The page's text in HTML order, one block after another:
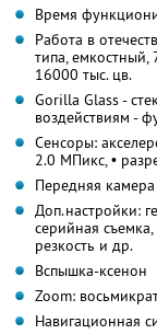
Время
Работа в
типа,
16000 тыс. цв.
Gorilla Glass -
воздействиям -
Сенсоры:
2.0 MПикс, •
Передняя
Доп.настройки:
серийная съемка,
резкость и др.
Вспышка-ксенон
Zoom:
Навигационная